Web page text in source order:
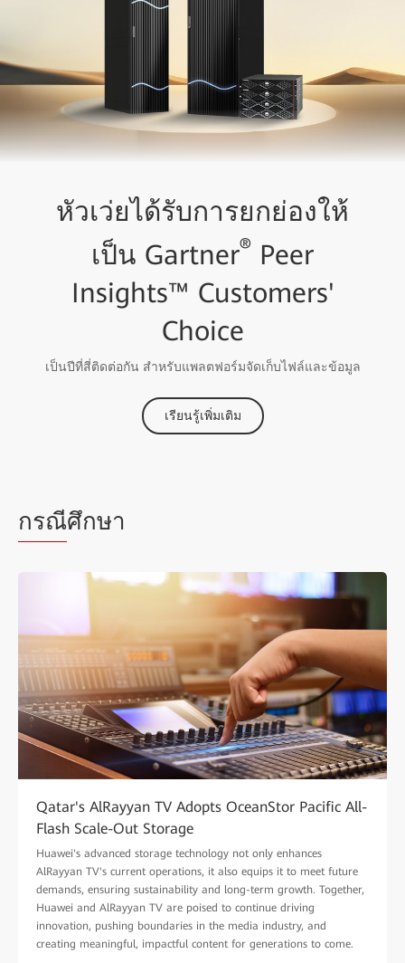
หัวเว่ยได้รับการยกย่องให้
เป็น Gartner® Peer
Insights™ Customers'
Choice
เป็นปีที่สี่ติดต่อกัน สำหรับแพลตฟอร์มจัดเก็บไฟล์และข้อมูล
เรียนรู้เพิ่มเติม
กรณีศึกษา
Qatar's AlRayyan TV Adopts OceanStor Pacific All-
Flash Scale-Out Storage
Huawei's advanced storage technology not only enhances
AlRayyan TV's current operations, it also equips it to meet future
demands, ensuring sustainability and long-term growth. Together,
Huawei and AlRayyan TV are poised to continue driving
innovation, pushing boundaries in the media industry, and
creating meaningful, impactful content for generations to come.